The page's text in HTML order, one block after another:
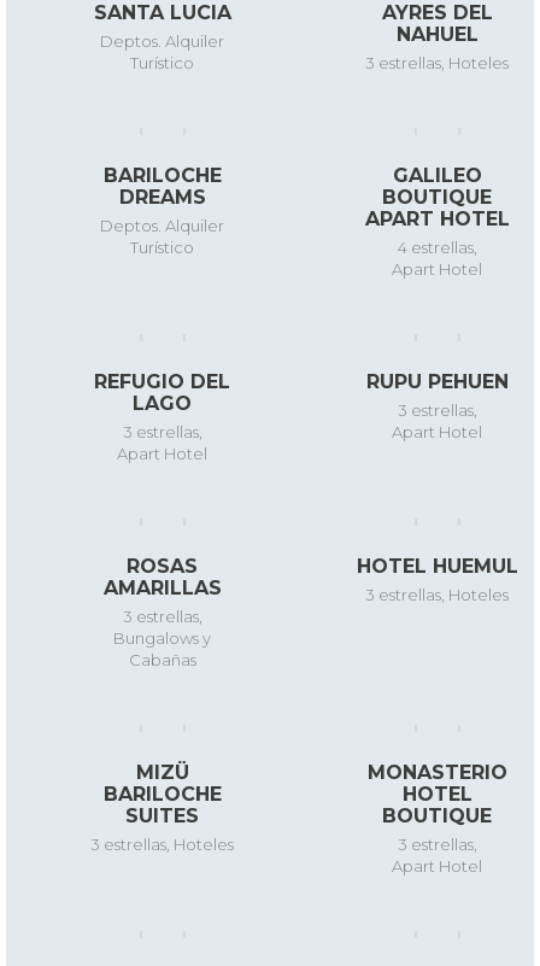
SANTA LUCIA
Deptos. Alquiler
Turístico
AYRES DEL
NAHUEL
3 estrellas Hoteles
BARILOCHE
DREAMS
Deptos. Alquiler
Turístico
GALILEO
BOUTIQUE
APART HOTEL
4 estrellas,
Apart Hotel
REFUGIO DEL
LAGO
3 estrellas,
Apart Hotel
RUPU PEHUEN
3 estrellas,
Apart Hotel
ROSAS
AMARILLAS
3 estrellas,
Bungalows y
Cabañas
HOTEL HUEMUL
3 estrellas Hoteles
MIZÜ
BARILOCHE
SUITES
3 estrellas Hoteles
MONASTERIO
HOTEL
BOUTIQUE
3 estrellas,
Apart Hotel